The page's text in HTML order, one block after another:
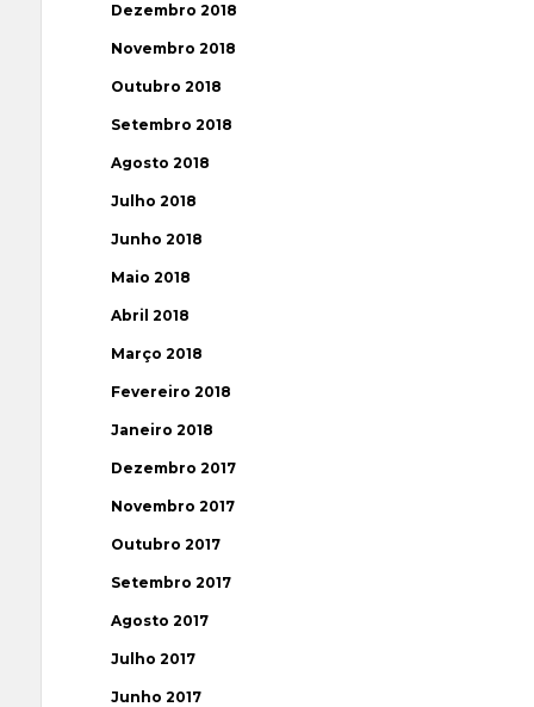
Dezembro 2018
Novembro 2018
Outubro 2018
Setembro 2018
Agosto 2018
Julho 2018
Junho 2018
Maio 2018
Abril 2018
Março 2018
Fevereiro 2018
Janeiro 2018
Dezembro 2017
Novembro 2017
Outubro 2017
Setembro 2017
Agosto 2017
Julho 2017
Junho 2017